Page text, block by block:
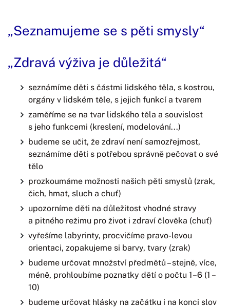
„Seznamujeme se s pěti smysly“
„Zdravá výživa je důležitá“
seznámíme děti s částmi lidského těla, s kostrou,
orgány v lidském těle, s jejich funkcí a tvarem
zaměříme se na tvar lidského těla a souvislost
s jeho funkcemi (kreslení, modelování...)
budeme se učit, že zdraví není samozřejmost,
seznámíme děti s potřebou správně pečovat o své
tělo
prozkoumáme možnosti našich pěti smyslů (zrak,
čich, hmat, sluch a chuť)
upozorníme děti na důležitost vhodné stravy
a pitného režimu pro život i zdraví člověka (chuť)
vyřešíme labyrinty, procvičíme pravo-levou
orientaci, zopakujeme si barvy, tvary (zrak)
budeme určovat množství předmětů – stejně, více,
méně, prohloubíme poznatky dětí o počtu 1–6 (1 –
10)
budeme určovat hlásky na začátku i na konci slov